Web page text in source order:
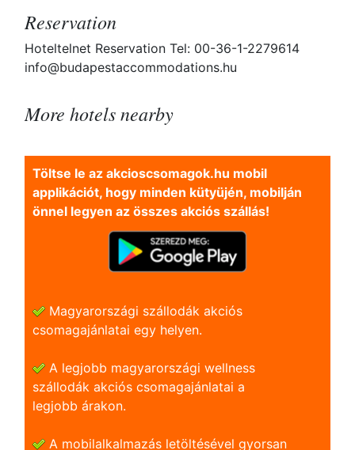
Reservation
Hoteltelnet Reservation Tel: 00-36-1-2279614
info@budapestaccommodations.hu
More hotels nearby
Töltse le az akcioscsomagok.hu mobil
applikációt, hogy minden kütyüjén, mobilján
önnel legyen az összes akciós szállás!
Magyarországi szállodák akciós
csomagajánlatai egy helyen.
A legjobb magyarországi wellness
szállodák akciós csomagajánlatai a
legjobb árakon.
A mobilalkalmazás letöltésével gyorsan